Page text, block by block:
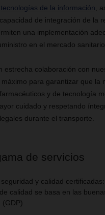
tecnologías de la información ,
de integración de la
una implementación
en el mercado sanitario.
estrecha colaboración con
para garantizar que la
y de tecnología
cuidado y respetando
durante el transporte.
de servicios
y calidad
calidad se basa en las
(GDP)